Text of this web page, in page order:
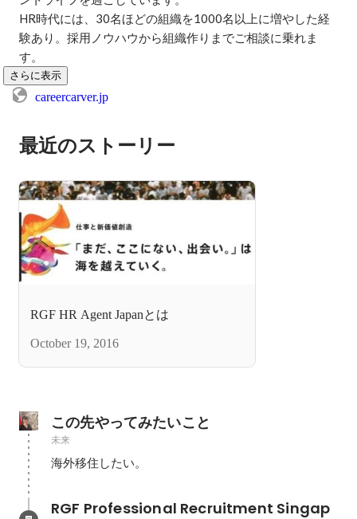
HR時代には、30名ほどの組織を1000名以上に増やした経
験あり。採用ノウハウから組織作りまでご相談に乗れま
す。
さらに表示
careercarver.jp
最近のストーリー
RGF HR Agent Japanとは
October 19, 2016
この先やってみたいこと
未来
海外移住したい。
RGF Professional Recruitment Singap